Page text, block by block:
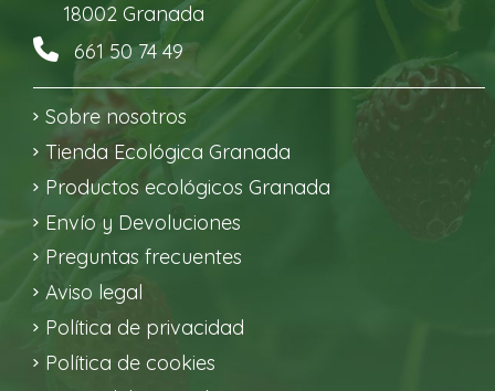
Sobre nosotros
Tienda Ecológica Granada
Productos ecológicos Granada
Envío y Devoluciones
Preguntas frecuentes
Aviso legal
Política de privacidad
Política de cookies
18002 Granada
661 50 74 49